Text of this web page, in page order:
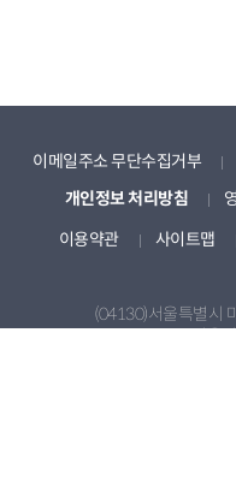
이메일주소 무단수집거부
개인정보 처리방침
이용약관
사이트맵
(04130)서울특별시
서울